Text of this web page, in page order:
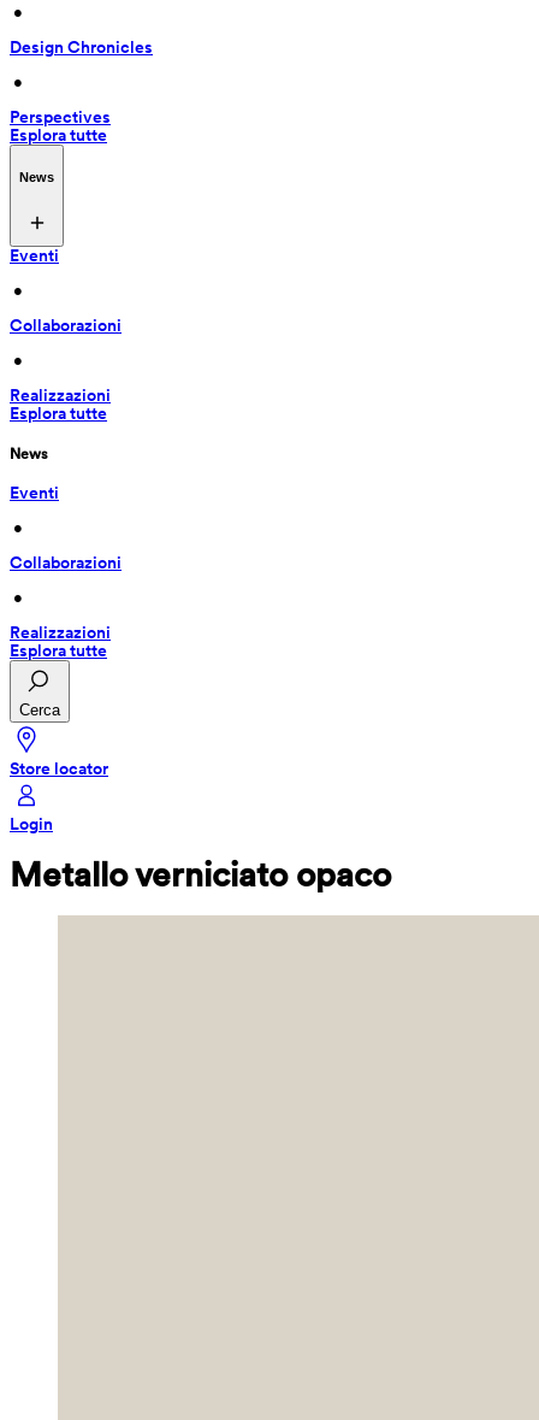
•
Design Chronicles
•
Perspectives
Esplora tutte
News
Eventi
•
Collaborazioni
•
Realizzazioni
Esplora tutte
News
Eventi
•
Collaborazioni
•
Realizzazioni
Esplora tutte
Cerca
Store locator
Login
Metallo verniciato opaco